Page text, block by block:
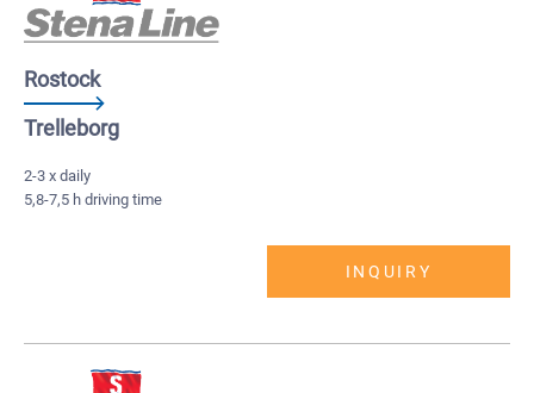
Rostock
Trelleborg
2-3 x daily
5,8-7,5 h driving time
INQUIRY